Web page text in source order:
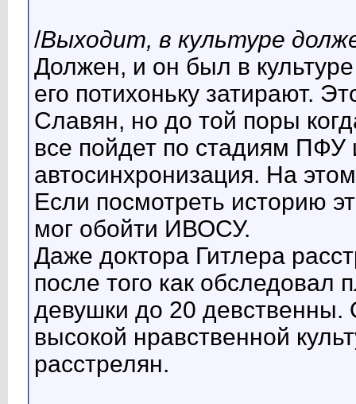
/Выходит, в культуре
Должен, и он был в
его потихоньку затирают.
Славян, но до той поры
все пойдет по стадиям ПФУ
автосинхронизация. На
Если посмотреть историю
мог обойти ИВОСУ.
Даже доктора Гитлера
после того как
девушки до 20 девственны.
высокой нравственной
расстрелян.